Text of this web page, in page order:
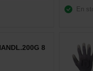
En
8